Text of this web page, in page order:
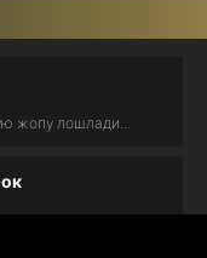
жопу лошлади...